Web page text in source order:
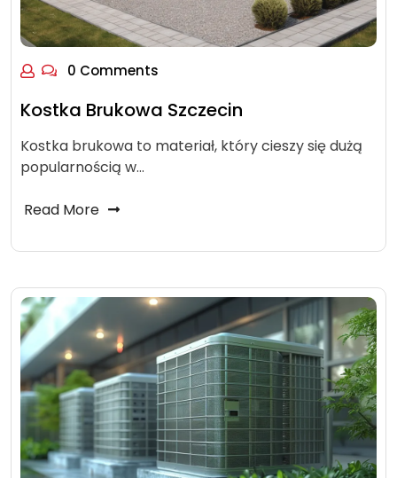
0 Comments
Kostka Brukowa Szczecin
Kostka brukowa to materiał, który cieszy się dużą
popularnością w…
Read More